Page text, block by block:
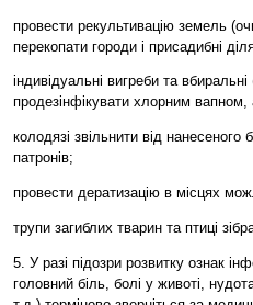
провести рекультивацію земель
перекопати городи і присадибні
індивідуальні вигреби та
продезінфікувати хлорним
колодязі звільнити від
патронів;
провести дератизацію в місцях
трупи загиблих тварин та птиці
5. У разі підозри розвитку ознак
головний біль, болі у животі,